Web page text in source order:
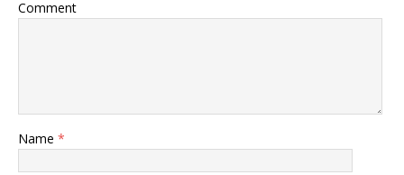
Comment
Name *